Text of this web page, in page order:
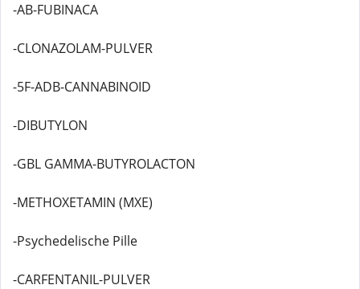
-AB-FUBINACA
-CLONAZOLAM-PULVER
-5F-ADB-CANNABINOID
-DIBUTYLON
-GBL GAMMA-BUTYROLACTON
-METHOXETAMIN (MXE)
-Psychedelische Pille
-CARFENTANIL-PULVER